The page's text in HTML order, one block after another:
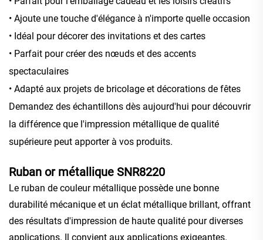
• Ajoute une touche d'élégance à n'importe quelle occasion
• Idéal pour décorer des invitations et des cartes
• Parfait pour créer des nœuds et des accents
spectaculaires
• Adapté aux projets de bricolage et décorations de fêtes
Demandez des échantillons dès aujourd'hui pour découvrir
la différence que l'impression métallique de qualité
supérieure peut apporter à vos produits.
Ruban or métallique SNR8220
Le ruban de couleur métallique possède une bonne
durabilité mécanique et un éclat métallique brillant, offrant
des résultats d'impression de haute qualité pour diverses
applications. Il convient aux applications exigeantes.